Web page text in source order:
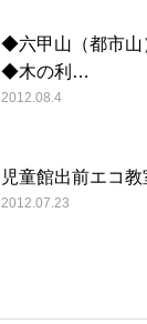
◆六甲山（都市
◆木の利…
2012.08.4
児童館出前エコ教
2012.07.23